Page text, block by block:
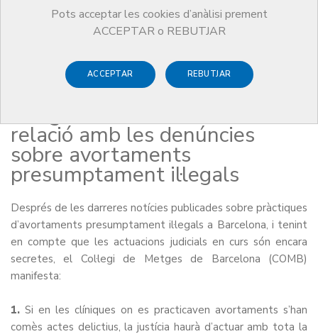
Pots acceptar les cookies d’anàlisi prement
ACCEPTAR o REBUTJAR
ACCEPTAR REBUTJAR
19 DE DESEMBRE DE 2007
Comunicat del Col·legi de
Metges de Barcelona en
relació amb les denúncies
sobre avortaments
presumptament il·legals
Després de les darreres notícies publicades sobre pràctiques
d’avortaments presumptament il·legals a Barcelona, i tenint
en compte que les actuacions judicials en curs són encara
secretes, el Col·legi de Metges de Barcelona (COMB)
manifesta:
1. Si en les clíniques on es practicaven avortaments s’han
comès actes delictius, la justícia haurà d’actuar amb tota la